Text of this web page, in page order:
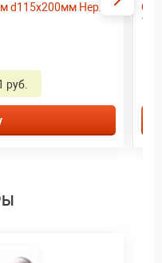
d115х200мм Нерж/
руб.